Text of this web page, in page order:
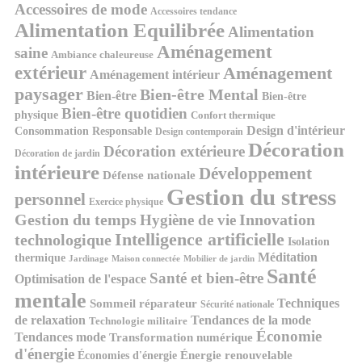
Accessoires de mode Accessoires tendance
Alimentation Equilibrée Alimentation
saine Ambiance chaleureuse Aménagement
extérieur Aménagement intérieur Aménagement
paysager Bien-être Bien-être Mental Bien-être
physique Bien-être quotidien Confort thermique
Consommation Responsable Design contemporain Design d'intérieur
Décoration de jardin Décoration extérieureDécoration
intérieure Défense nationale Développement
personnel Exercice physique Gestion du stress
Gestion du temps Hygiène de vie Innovation
technologique Intelligence artificielle Isolation
thermique Jardinage Maison connectée Mobilier de jardin Méditation
Optimisation de l'espace Santé et bien-être Santé
mentale Sommeil réparateur Sécurité nationale Techniques
de relaxation Technologie militaire Tendances de la mode
Tendances mode Transformation numérique Économie
d'énergie Économies d'énergie Énergie renouvelable